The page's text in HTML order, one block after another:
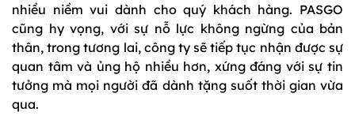
nhiều niềm vui dành cho quý khách hàng. PASGO
cũng hy vọng, với sự nỗ lực không ngừng của bản
thân, trong tương lai, công ty sẽ tiếp tục nhận được sự
quan tâm và ủng hộ nhiều hơn, xứng đáng với sự tin
tưởng mà mọi người đã dành tặng suốt thời gian vừa
qua.